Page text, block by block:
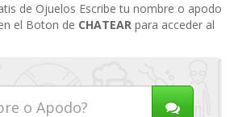
de Ojuelos Escribe tu nombre o apodo
el Boton de CHATEAR para acceder al